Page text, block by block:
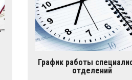
График работы
отделений